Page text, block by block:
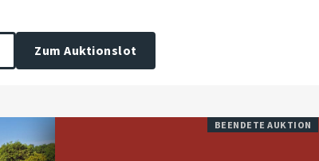
Zum Auktionslot
BEENDETE AUKTION